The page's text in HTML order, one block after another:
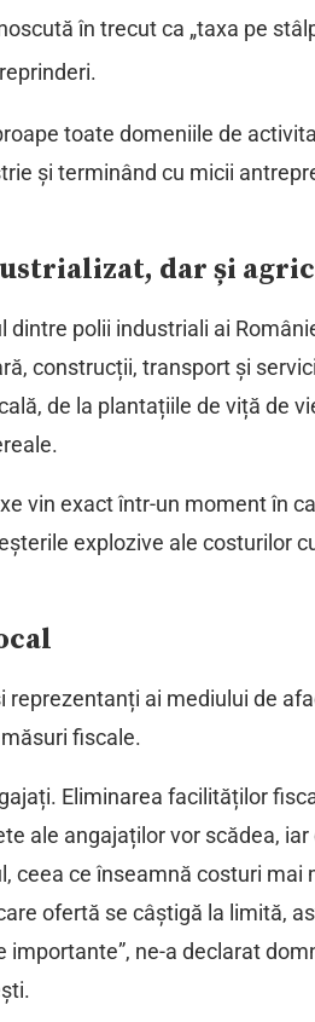
în trecut ca „taxa pe
toate domeniile de
și terminând cu micii
dar și
polii industriali ai
construcții, transport și
de la plantațiile de viță de
vin exact într-un moment în
explozive ale costurilor
ai mediului de
fiscale.
Eliminarea facilităților
ale angajaților vor scădea, iar
ceea ce înseamnă costuri mai
ofertă se câștigă la limită,
ne-a declarat